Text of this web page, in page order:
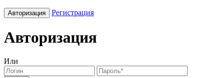
Авторизация Регистрация
Авторизация
Или